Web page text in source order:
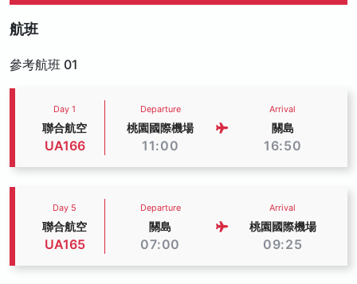
航班
參考航班 01
Day 1
聯合航空
UA166
Departure
桃園國際機場
11:00
Arrival
關島
16:50
Day 5
聯合航空
UA165
Departure
關島
07:00
Arrival
桃園國際機場
09:25